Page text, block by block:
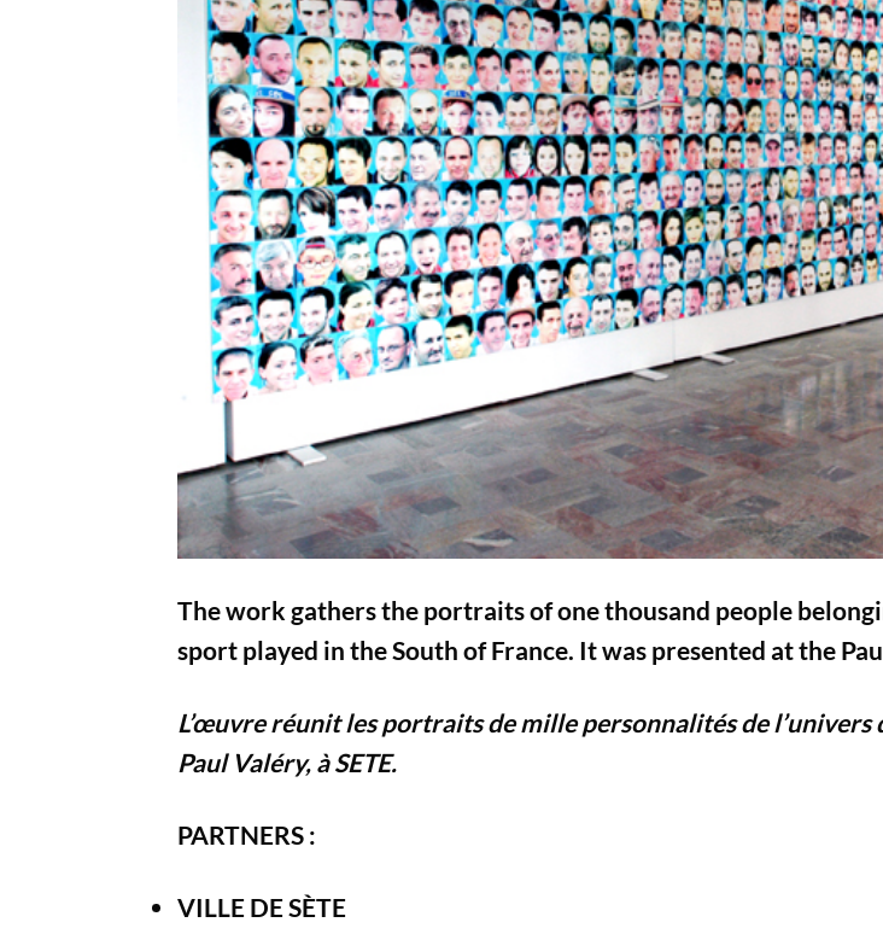
The work gathers the portraits of one thousand people
sport played in the South of France. It was presented at the
L’œuvre réunit les portraits de mille personnalités de l’univers
Paul Valéry, à SETE.
PARTNERS :
VILLE DE SÈTE